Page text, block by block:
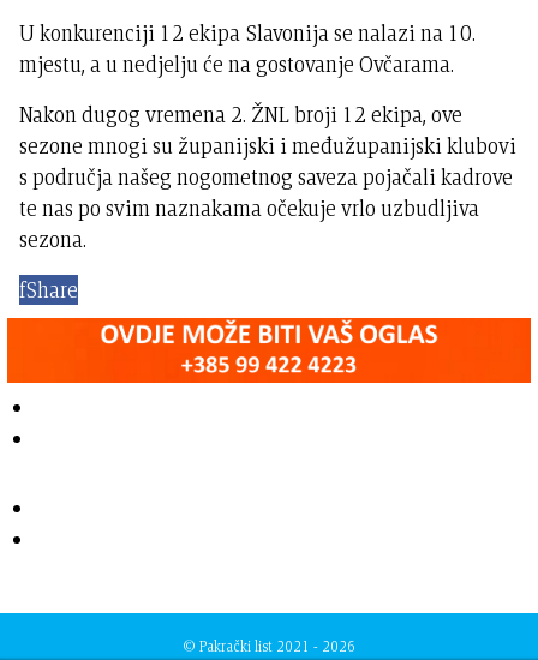
U konkurenciji 12 ekipa Slavonija se nalazi na 10.
mjestu, a u nedjelju će na gostovanje Ovčarama.
Nakon dugog vremena 2. ŽNL broji 12 ekipa, ove
sezone mnogi su županijski i međužupanijski klubovi
s područja našeg nogometnog saveza pojačali kadrove
te nas po svim naznakama očekuje vrlo uzbudljiva
sezona.
fShare
© Pakrački list 2021 - 2026